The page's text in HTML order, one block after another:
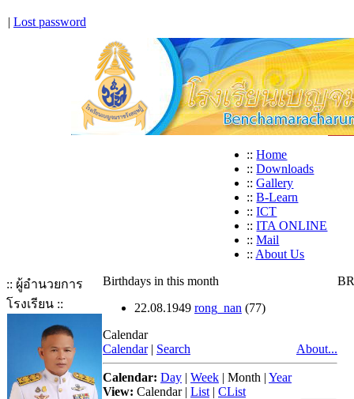
| Lost password
:: Home
:: Downloads
:: Gallery
:: B-Learn
:: ICT
:: ITA ONLINE
:: Mail
:: About Us
:: ผู้อำนวยการ
โรงเรียน ::
Birthdays in this month
22.08.1949 rong_nan (77)
Calendar
Calendar | Search About...
Calendar: Day | Week | Month | Year
View: Calendar| List | CList